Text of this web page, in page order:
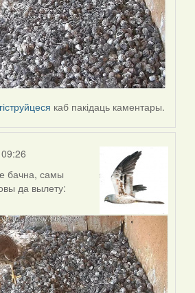
каб пакідаць каментары.
бачна, самы
да вылету: